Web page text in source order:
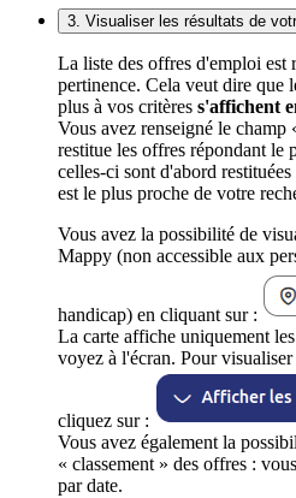
3. Visualiser les résultats de
La liste des offres d'emploi est
pertinence. Cela veut dire que
plus à vos critères s'affichent
Vous avez renseigné le
restitue les offres répondant le
celles-ci sont d'abord
est le plus proche de votre
Vous avez la possibilité de
Mappy (non accessible aux
handicap) en cliquant sur :
La carte affiche uniquement
voyez à l'écran. Pour
cliquez sur :
Vous avez également la
« classement » des offres :
par date.